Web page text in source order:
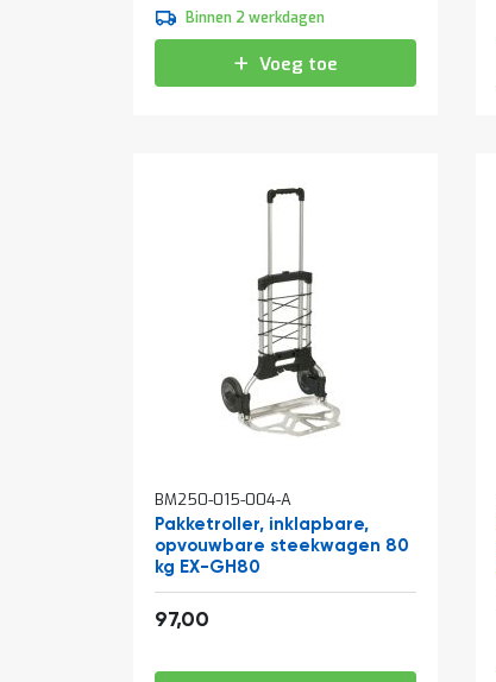
Binnen 2 werkdagen
Voeg toe
BM250-015-004-A
Pakketroller, inklapbare,
opvouwbare steekwagen 80
kg EX-GH80
97,00